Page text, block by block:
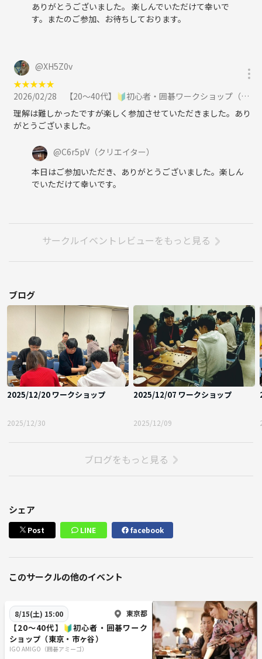
ありがとうございました。 楽しんでいただけて幸いで
す。またのご参加、お待ちしております。
@XH5Z0v
★★★★★
2026/02/28
【20〜40代】🔰初心者・囲碁ワークショップ（東京・市ヶ谷）に参加
理解は難しかったですが楽しく参加させていただきました。あり
がとうございました。
@C6r5pV （クリエイター）
本日はご参加いただき、ありがとうございました。楽しん
でいただけて幸いです。
サークルイベントレビューをもっと見る
ブログ
2025/12/20 ワークショップ
2025/12/30
2025/12/07 ワークショップ
2025/12/09
ブログをもっと見る
シェア
Post LINE facebook
このサークルの他のイベント
8/15(土) 15:00 東京都
【20〜40代】🔰初心者・囲碁ワーク
ショップ（東京・市ヶ谷）
IGO AMIGO（囲碁アミーゴ）